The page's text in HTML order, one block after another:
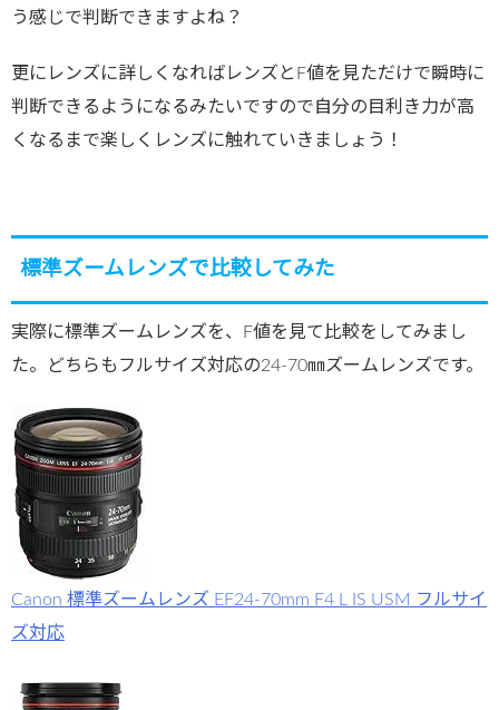
う感じで判断できますよね？
更にレンズに詳しくなればレンズとF値を見ただけで瞬時に
判断できるようになるみたいですので自分の目利き力が高
くなるまで楽しくレンズに触れていきましょう！
標準ズームレンズで比較してみた
実際に標準ズームレンズを、F値を見て比較をしてみまし
た。どちらもフルサイズ対応の24-70㎜ズームレンズです。
Canon 標準ズームレンズ EF24-70mm F4 L IS USM フルサイ
ズ対応